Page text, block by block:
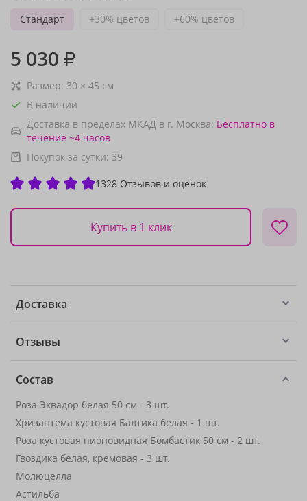
Стандарт
+30% цветов +60% цветов
5 030 ₽
Размер: 30 × 45 см
В наличии
Доставка в пределах МКАД в г. Москва: Бесплатно в
течение ~4 часов
Покупок за сутки: 39
1328 Отзывов и оценок
Купить в 1 клик
Доставка
Отзывы
Состав
Роза Эквадор белая 50 см - 3 шт.
Хризантема кустовая Балтика белая - 1 шт.
Роза кустовая пионовидная Бомбастик 50 см - 2 шт.
Гвоздика белая, кремовая - 3 шт.
Молюцелла
Астильба